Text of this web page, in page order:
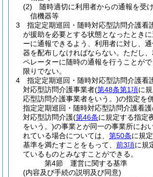
(2)
随時適切に利用者からの通報を受
信機器等
3
指定定期巡回・随時対応型訪問介護看
が援助を必要とする状態となったとき
ーに通報できるよう、利用者に対し、
器を配布しなければならない。 ただし
ペレーターに随時の通報を行うことが
限りでない。
4
指定定期巡回・随時対応型訪問介護看
対応型訪問介護事業者(第48条第1項に
応型訪問介護事業者をいう。)の指定を
指定定期巡回・随時対応型訪問介護看
対応型訪問介護(第46条に規定する指定
をいう。)の事業とが同一の事業所にお
れている場合については、 第50条に規
基準を満たすことをもって、 前3項に規
ているものとみなすことができる。
第4節
運営に関する基準
(内容及び手続の説明及び同意)